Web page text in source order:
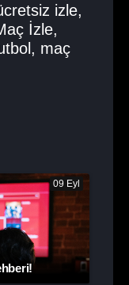
izle,
İzle,
, maç
09 Eyl